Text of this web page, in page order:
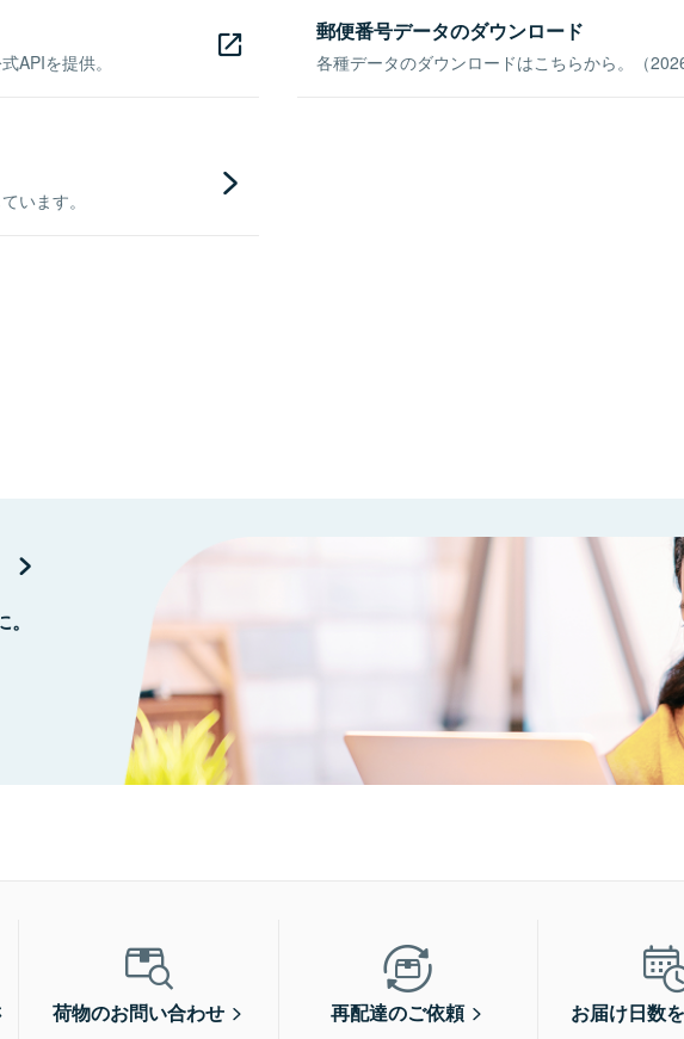
APIを提供。
郵便番号データのダウンロード
各種データのダウンロードはこちらから。（
います。
荷物のお問い合わせ 再配達のご依頼 お届け日数